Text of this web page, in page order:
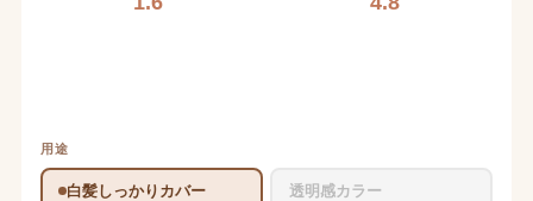
用途
白髪しっかりカバー 透明感カラー